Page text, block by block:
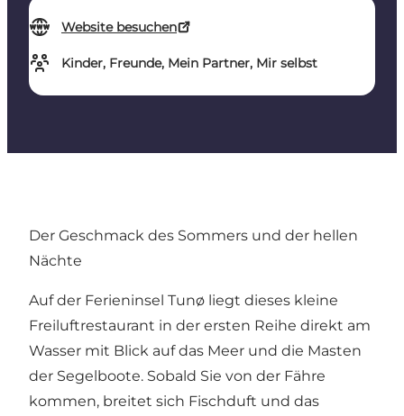
Website besuchen
Kinder, Freunde, Mein Partner, Mir selbst
Der Geschmack des Sommers und der hellen
Nächte
Auf der Ferieninsel Tunø liegt dieses kleine
Freiluftrestaurant in der ersten Reihe direkt am
Wasser mit Blick auf das Meer und die Masten
der Segelboote. Sobald Sie von der Fähre
kommen, breitet sich Fischduft und das